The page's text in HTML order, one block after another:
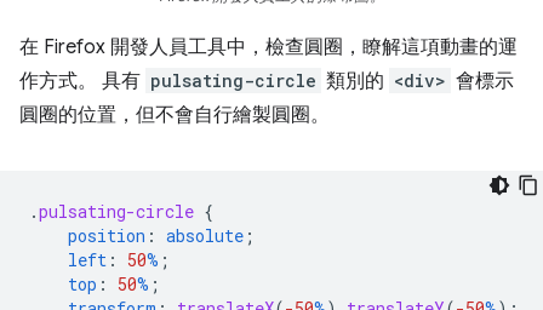
在 Firefox 開發人員工具中，檢查圓圈，瞭解這項動畫的運
作方式。 具有 pulsating-circle 類別的 <div> 會標示
圓圈的位置，但不會自行繪製圓圈。
.pulsating-circle {
position : absolute ;
left : 50% ;
top : 50% ;